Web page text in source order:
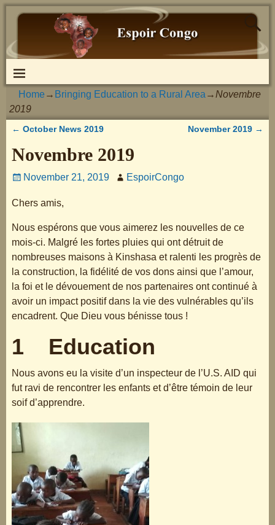
Home→ Bringing Education to a Rural Area →Novembre
2019
← October News 2019 November 2019 →
Novembre 2019
November 21, 2019 EspoirCongo
Chers amis,
Nous espérons que vous aimerez les nouvelles de ce
mois-ci. Malgré les fortes pluies qui ont détruit de
nombreuses maisons à Kinshasa et ralenti les progrès de
la construction, la fidélité de vos dons ainsi que l’amour,
la foi et le dévouement de nos partenaires ont continué à
avoir un impact positif dans la vie des vulnérables qu’ils
encadrent. Que Dieu vous bénisse tous !
1 Education
Nous avons eu la visite d’un inspecteur de l’U.S. AID qui
fut ravi de rencontrer les enfants et d’être témoin de leur
soif d’apprendre.